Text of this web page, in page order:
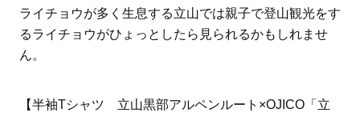
ライチョウが多く生息する立山では親子で登山観光をす
るライチョウがひょっとしたら見られるかもしれませ
ん。
【半袖Tシャツ 立山黒部アルペンルート×OJICO「立